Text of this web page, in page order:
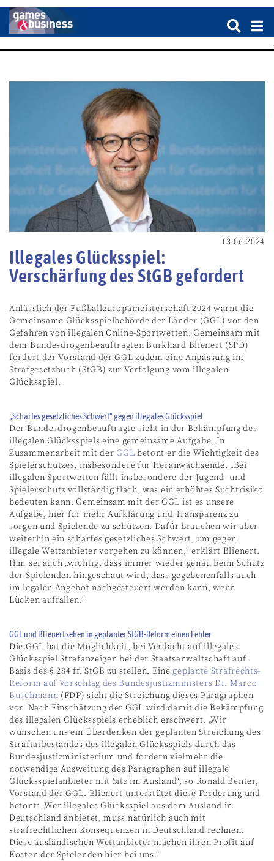
13.06.2024
Illegales Glücksspiel:
Verschärfung des StGB gefordert
Anlässlich der Fußballeuropameisterschaft 2024 warnt die
Gemeinsame Glücksspielbehörde der Länder (GGL) vor den
Gefahren von illegalen Online-Sportwetten. Gemeinsam mit
dem Bundesdrogenbeauftragten Burkhard Blienert (SPD)
fordert der Vorstand der GGL zudem eine Anpassung im
Strafgesetzbuch (StGB) zur Verfolgung vom illegalen
Glücksspiel.
„Scharfes gesetzliches Schwert“ gegen illegales Glücksspiel
Der Bundesdrogenbeauftragte sieht in der Bekämpfung des
illegalen Glücksspiels eine gemeinsame Aufgabe. In
Zusammenarbeit mit derGGL betont er die Wichtigkeit des
Spielerschutzes, insbesondere für Heranwachsende. „Bei
illegalen Sportwetten fällt insbesondere der Jugend- und
Spielerschutz vollständig flach, was ein erhöhtes Suchtrisiko
bedeuten kann. Gemeinsam mit der GGL ist es unsere
Aufgabe, hier für mehr Aufklärung und Transparenz zu
sorgen und Spielende zu schützen. Dafür brauchen wir aber
weiterhin ein scharfes gesetzliches Schwert, um gegen
illegale Wettanbieter vorgehen zu können,“ erklärt Blienert.
Ihm sei auch „wichtig, dass immer wieder genau beim Schutz
der Spielenden hingeschaut wird, dass gegebenenfalls auch
im legalen Angebot nachgesteuert werden kann, wenn
Lücken auffallen.“
GGL und Blienert sehen in geplanter StGB-Reform einen Fehler
Die GGL hat die Möglichkeit, bei Verdacht auf illegales
Glücksspiel Strafanzeigen bei der Staatsanwaltschaft auf
Basis des § 284 ff. StGB zu stellen. Eine geplante Strafrechts-
Reform auf Vorschlag des Bundesjustizministers Dr. Marco
Buschmann (FDP) sieht die Streichung dieses Paragraphen
vor. Nach Einschätzung der GGL wird damit die Bekämpfung
des illegalen Glücksspiels erheblich erschwert. „Wir
wünschen uns ein Überdenken der geplanten Streichung des
Straftatbestandes des illegalen Glücksspiels durch das
Bundesjustizministerium und fordern vielmehr die
notwendige Ausweitung des Paragraphen auf illegale
Glücksspielanbieter mit Sitz im Ausland“, so Ronald Benter,
Vorstand der GGL. Blienert unterstützt diese Forderung und
betont: „Wer illegales Glücksspiel aus dem Ausland in
Deutschland anbietet, muss natürlich auch mit
strafrechtlichen Konsequenzen in Deutschland rechnen.
Diese ausländischen Wettanbieter machen ihren Profit auf
Kosten der Spielenden hier bei uns.“